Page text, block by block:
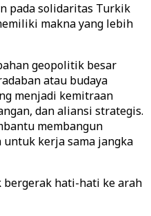
pada solidaritas Turkik
makna yang lebih
geopolitik besar
atau budaya
menjadi kemitraan
dan aliansi strategis.
membangun
kerja sama jangka
hati-hati ke arah